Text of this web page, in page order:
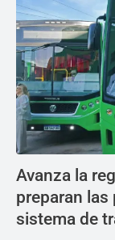
Avanza la
preparan las
sistema de